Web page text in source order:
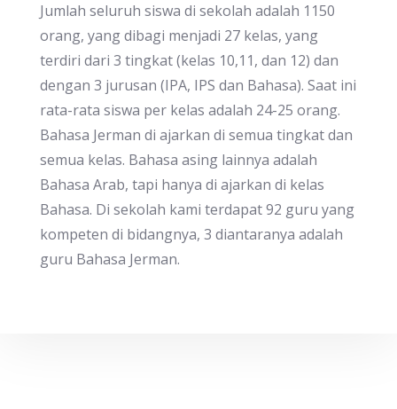
Jumlah seluruh siswa di sekolah adalah 1150
orang, yang dibagi menjadi 27 kelas, yang
terdiri dari 3 tingkat (kelas 10,11, dan 12) dan
dengan 3 jurusan (IPA, IPS dan Bahasa). Saat ini
rata-rata siswa per kelas adalah 24-25 orang.
Bahasa Jerman di ajarkan di semua tingkat dan
semua kelas. Bahasa asing lainnya adalah
Bahasa Arab, tapi hanya di ajarkan di kelas
Bahasa. Di sekolah kami terdapat 92 guru yang
kompeten di bidangnya, 3 diantaranya adalah
guru Bahasa Jerman.